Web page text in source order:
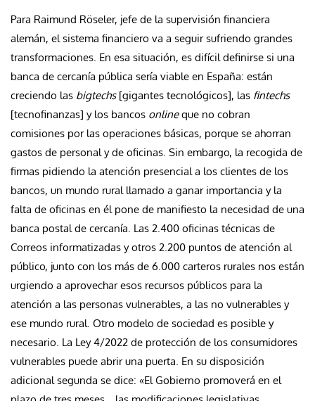
Para Raimund Röseler, jefe de la supervisión financiera
alemán, el sistema financiero va a seguir sufriendo grandes
transformaciones. En esa situación, es difícil definirse si una
banca de cercanía pública sería viable en España: están
creciendo las bigtechs [gigantes tecnológicos], las fintechs
[tecnofinanzas] y los bancos onlineque no cobran
comisiones por las operaciones básicas, porque se ahorran
gastos de personal y de oficinas. Sin embargo, la recogida de
firmas pidiendo la atención presencial a los clientes de los
bancos, un mundo rural llamado a ganar importancia y la
falta de oficinas en él pone de manifiesto la necesidad de una
banca postal de cercanía. Las 2.400 oficinas técnicas de
Correos informatizadas y otros 2.200 puntos de atención al
público, junto con los más de 6.000 carteros rurales nos están
urgiendo a aprovechar esos recursos públicos para la
atención a las personas vulnerables, a las no vulnerables y
ese mundo rural. Otro modelo de sociedad es posible y
necesario. La Ley 4/2022 de protección de los consumidores
vulnerables puede abrir una puerta. En su disposición
adicional segunda se dice: «El Gobierno promoverá en el